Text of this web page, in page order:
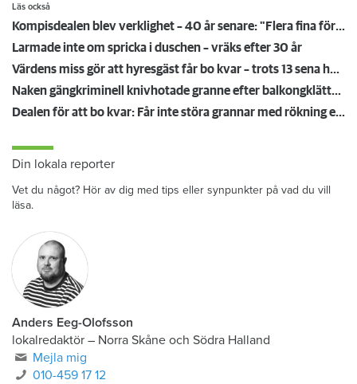
Läs också
Kompisdealen blev verklighet – 40 år senare: "Flera fina fördelar med att dela bostad"
Larmade inte om spricka i duschen – vräks efter 30 år
Värdens miss gör att hyresgäst får bo kvar – trots 13 sena hyror
Naken gängkriminell knivhotade granne efter balkongklättring
Dealen för att bo kvar: Får inte störa grannar med rökning eller utsätta dem för brandfara
Din lokala reporter
Vet du något? Hör av dig med tips eller synpunkter på vad du vill
läsa.
Anders Eeg-Olofsson
lokalredaktör – Norra Skåne och Södra Halland
Mejla mig
010-459 17 12